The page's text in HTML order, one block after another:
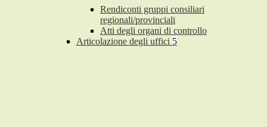
Rendiconti gruppi consiliari
regionali/provinciali
Atti degli organi di controllo
Articolazione degli uffici 5